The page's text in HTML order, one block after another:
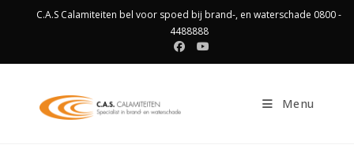
C.A.S Calamiteiten bel voor spoed bij brand-, en waterschade 0800 -
4488888
Menu